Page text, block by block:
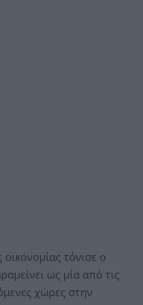
τόνισε ο
ως μία από τις
χώρες στην